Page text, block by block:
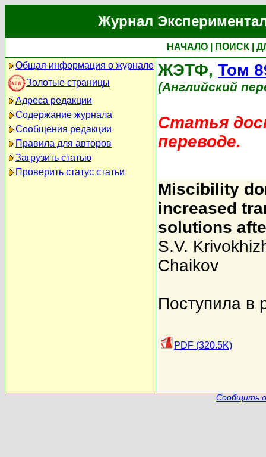
Журнал
НАЧАЛО ПОИСК
Общая информация о журнале
Золотые страницы
Адреса редакции
Содержание журнала
Сообщения редакции
Правила для авторов
Загрузить статью
Проверить статус статьи
ЖЭТФ, Том
(Английский
Статья
переводе.
Miscibility
increased
solutions
S.V.
Chaikov
Поступила в
PDF (320.5K)
Сообщить о